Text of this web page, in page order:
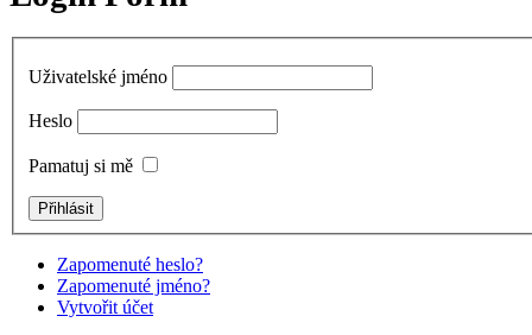
Uživatelské jméno
Heslo
Pamatuj si mě
Zapomenuté heslo?
Zapomenuté jméno?
Vytvořit účet